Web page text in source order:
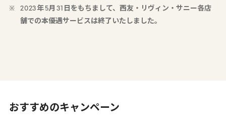
2023年 5月 31
日をもちまして、西友・リヴィン・サニー各店
舗での本優遇サービスは終了いたしました。
おすすめのキャンペーン